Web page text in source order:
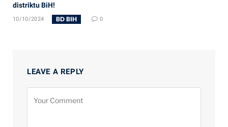
distriktu BiH!
10/10/2024 BD BIH 0
LEAVE A REPLY